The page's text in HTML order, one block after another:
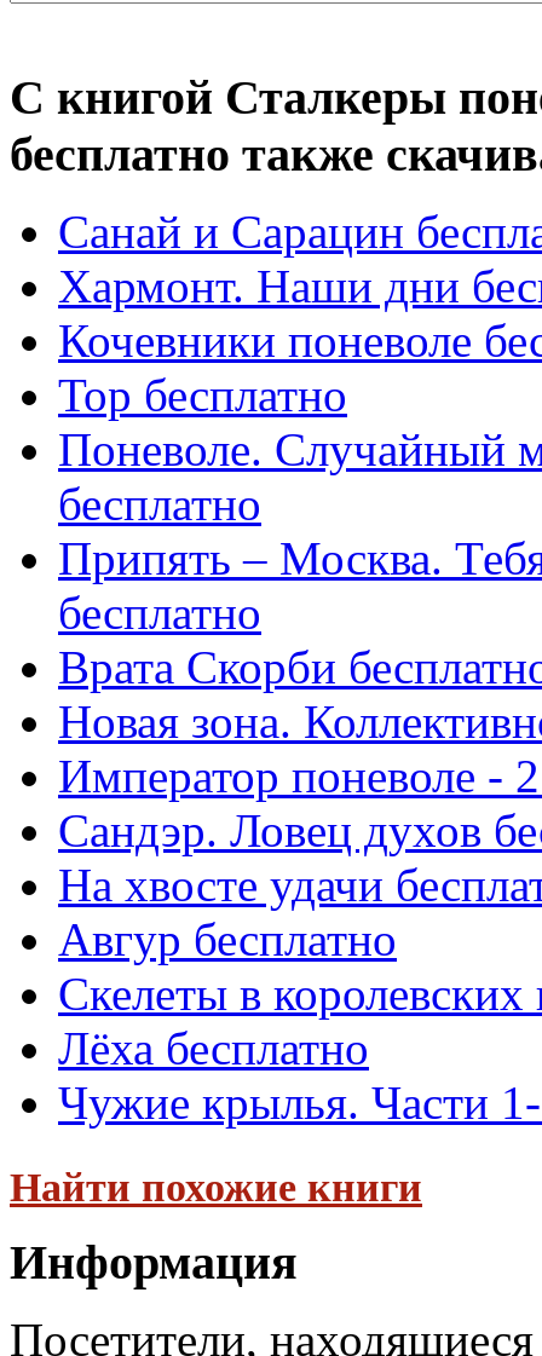
С книгой Сталкеры
бесплатно также
Санай и Сарацин
Хармонт. Наши дни
Кочевники поневоле
Тор бесплатно
Поневоле. Случайный
бесплатно
Припять – Москва.
бесплатно
Врата Скорби
Новая зона.
Император поневоле -
Сандэр. Ловец духов
На хвосте удачи
Авгур бесплатно
Скелеты в
Лёха бесплатно
Чужие крылья. Части
Найти похожие книги
Информация
Посетители,